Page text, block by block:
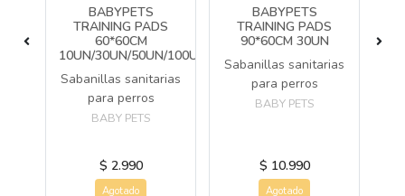
BABYPETS
TRAINING PADS
60*60CM
10UN/30UN/50UN/100UN
Sabanillas sanitarias
para perros
BABY PETS
$ 2.990
Agotado
BABYPETS
TRAINING PADS
90*60CM 30UN
Sabanillas sanitarias
para perros
BABY PETS
$ 10.990
Agotado